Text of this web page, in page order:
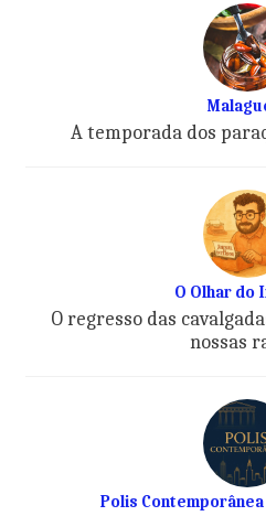
A temporada dos
O Olhar do
O regresso das
nossas
Polis